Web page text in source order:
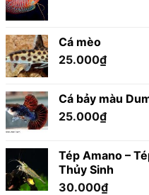
Cá mèo
25.000₫
Cá bảy màu
25.000₫
Tép Amano –
Thủy Sinh
30.000₫